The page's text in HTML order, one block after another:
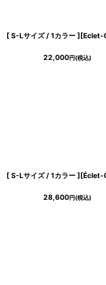
22,000円(税込)
28,600円(税込)